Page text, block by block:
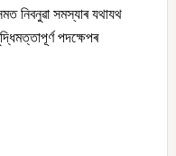
নিবনুৱা সমস্যাৰ যথাযথ
পদক্ষেপৰ